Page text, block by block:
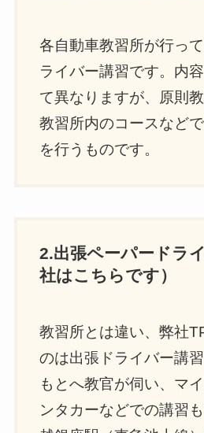
各自動車教習所が行っ
ライバー講習です。内
て異なりますが、原則
教習所内のコースなど
を行うものです。
2.出張ペーパードラ
社はこちらです）
教習所とは違い、弊社
のは出張ドライバー講
もとへ教官が伺い、マ
ンタカーなどでの講習